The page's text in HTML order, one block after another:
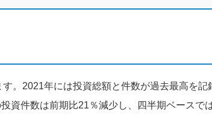
。2021年には投資総額と件数が過去最高を記
資件数は前期比21％減少し、四半期ベースで